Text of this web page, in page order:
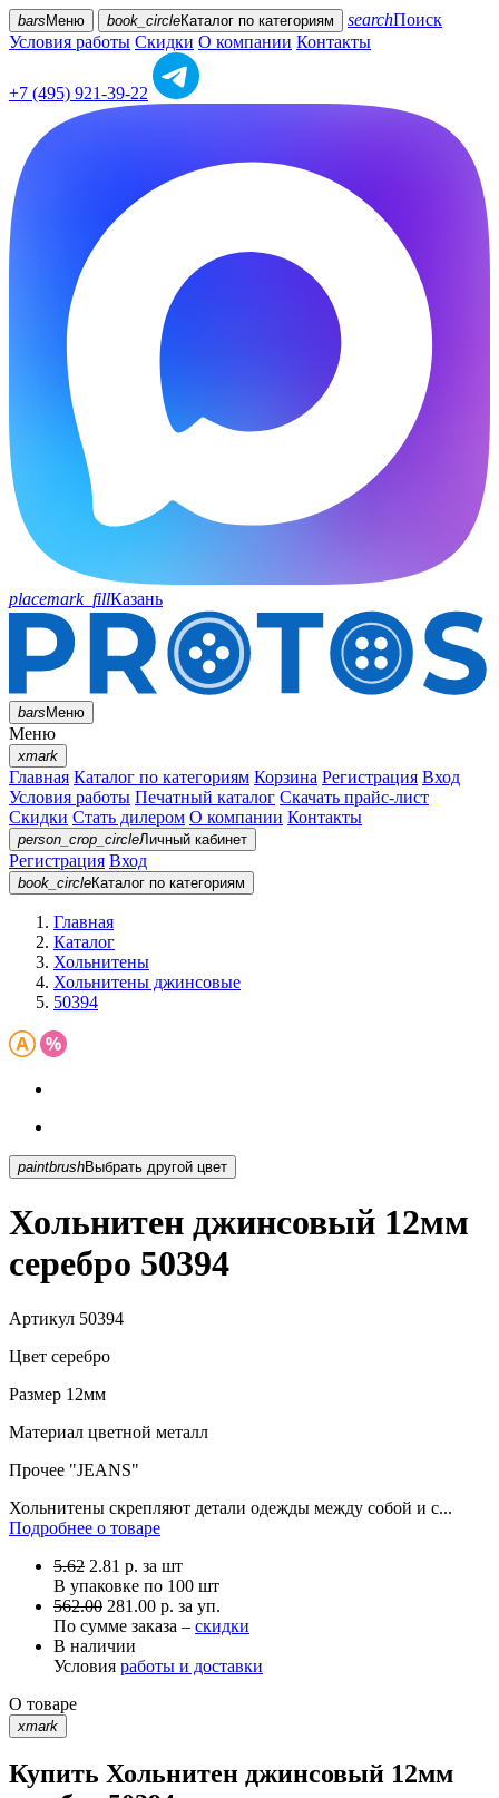
bars Меню book_circleКаталог по категориям searchПоиск
Условия работы Скидки О компании Контакты
+7 (495) 921-39-22
placemark_fillКазань
barsМеню
Меню
xmark
Главная Каталог по категориям Корзина Регистрация Вход
Условия работы Печатный каталог Скачать прайс-лист
Скидки Стать дилером О компании Контакты
person_crop_circleЛичный кабинет
Регистрация Вход
book_circleКаталог по категориям
Главная
Каталог
Хольнитены
Хольнитены джинсовые
50394
paintbrush Выбрать другой цвет
Хольнитен джинсовый 12мм
серебро 50394
Артикул 50394
Цвет серебро
Размер 12мм
Материал цветной металл
Прочее "JEANS"
Хольнитены скрепляют детали одежды между собой и с...
Подробнее о товаре
5.62 2.81 р. за шт
В упаковке по 100 шт
562.00 281.00 р. за уп.
По сумме заказа – скидки
В наличии
Условия работы и доставки
О товаре
xmark
Купить Хольнитен джинсовый 12мм